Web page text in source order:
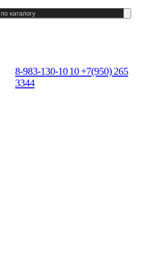
8-983-130-10 10 +7(950) 265
3344